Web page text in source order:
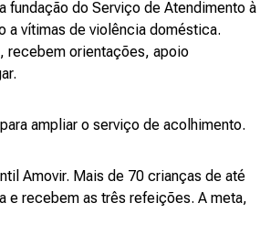
fundação do Serviço de Atendimento à
a vítimas de violência doméstica.
recebem orientações, apoio
ampliar o serviço de acolhimento.
Amovir. Mais de 70 crianças de até
e recebem as três refeições. A meta,